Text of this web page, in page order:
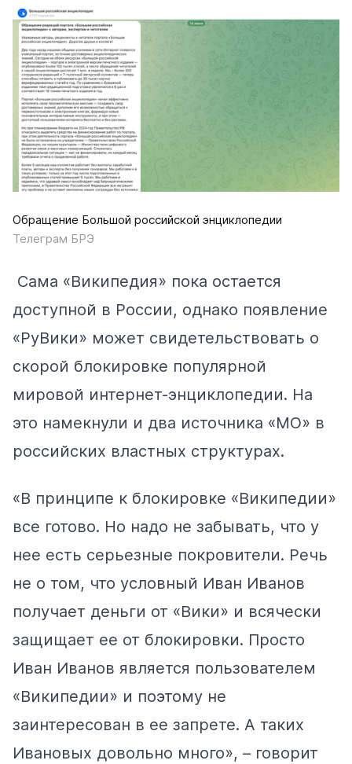
Обращение Большой российской энциклопедии
Телеграм БРЭ
Сама «Википедия» пока остается
доступной в России, однако появление
«РуВики» может свидетельствовать о
скорой блокировке популярной
мировой интернет-энциклопедии. На
это намекнули и два источника «МО» в
российских властных структурах.
«В принципе к блокировке «Википедии»
все готово. Но надо не забывать, что у
нее есть серьезные покровители. Речь
не о том, что условный Иван Иванов
получает деньги от «Вики» и всячески
защищает ее от блокировки. Просто
Иван Иванов является пользователем
«Википедии» и поэтому не
заинтересован в ее запрете. А таких
Ивановых довольно много», – говорит